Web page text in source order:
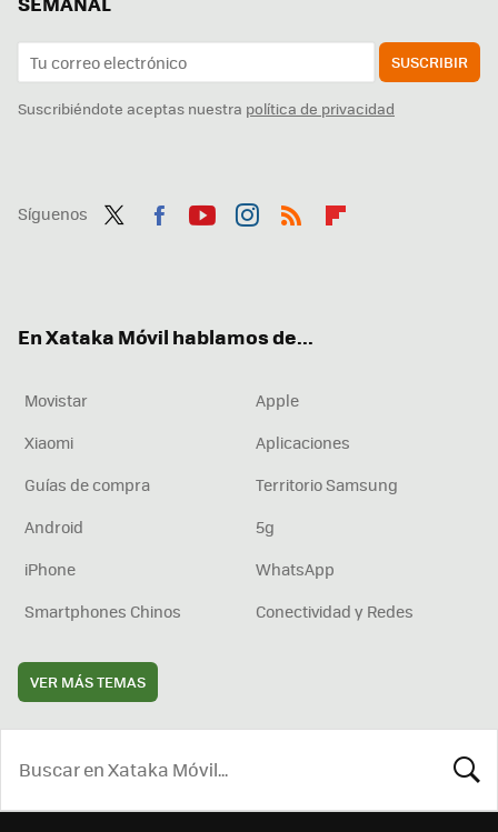
SUSCRIBIR
Suscribiéndote aceptas nuestra política de privacidad
Síguenos
En Xataka Móvil hablamos de...
Movistar
Apple
Xiaomi
Aplicaciones
Guías de compra
Territorio Samsung
Android
5g
iPhone
WhatsApp
Smartphones Chinos
Conectividad y Redes
VER MÁS TEMAS